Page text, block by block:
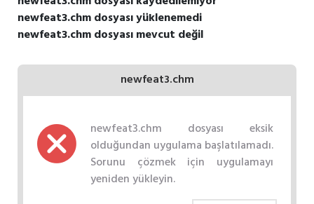
newfeat3.chm dosyası yüklenemedi
newfeat3.chm dosyası mevcut değil
newfeat3.chm
newfeat3.chm dosyası eksik
olduğundan uygulama başlatılamadı.
Sorunu çözmek için uygulamayı
yeniden yükleyin.